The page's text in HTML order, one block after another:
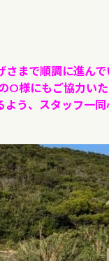
まで順調に進ん
O様にもご協力い
う、スタッフ一